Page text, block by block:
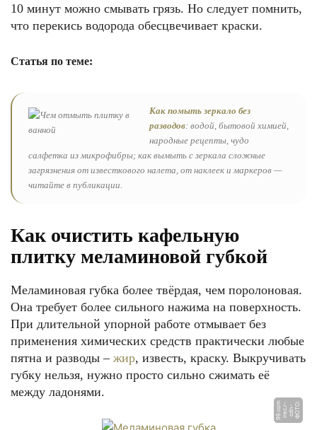
10 минут можно смывать грязь. Но следует помнить,
что перекись водорода обесцвечивает краски.
Статья по теме:
Как помыть зеркало без
разводов: водой, бытовой химией,
народные рецепты, чудо
салфетка из микрофибры; как вымыть с зеркала сложные
загрязнения от известкового налета, от наклеек и маркеров —
читайте в публикации.
Как очистить кафельную
плитку меламиновой губкой
Меламиновая губка более твёрдая, чем поролоновая.
Она требует более сильного нажима на поверхность.
При длительной упорной работе отмывает без
применения химических средств практически любые
пятна и разводы – жир, известь, краску. Выкручивать
губку нельзя, нужно просто сильно сжимать её
между ладонями.
Ф
О
Т
О:
c
d
n
-i
r
e
c.
r-
9
9.
c
o
m